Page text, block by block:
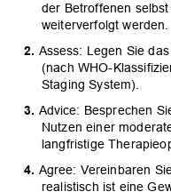
der Betroffenen
weiterverfolgt werden.
Assess: Legen Sie
(nach WHO-
Staging System).
Advice: Besprechen
Nutzen einer
langfristige
Agree: Vereinbaren
realistisch ist eine